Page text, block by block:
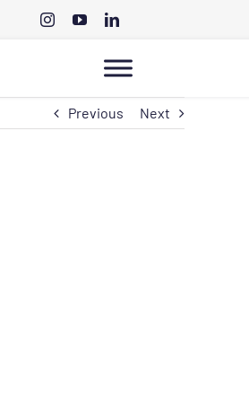
Previous Next